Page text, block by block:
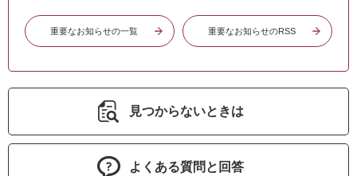
重要なお知らせの一覧 重要なお知らせのRSS
見つからないときは
よくある質問と回答